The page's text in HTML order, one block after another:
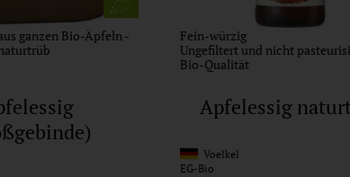
ganzen Bio-Äpfeln -
Fein-würzig
Ungefiltert und nicht
Bio-Qualität
Apfelessig
Voelkel
EG-Bio